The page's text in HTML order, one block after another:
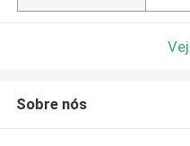
Sobre nós